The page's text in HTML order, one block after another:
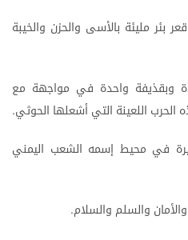
قعر بئر مليئة بالأسى والحزن والخيبة
وبقذيفة واحدة في مواجهة مع
الحرب اللعينة التيأشعلها الحوثي.
في محيط إسمه الشعب اليمني
والأمان والسلم والسلام.